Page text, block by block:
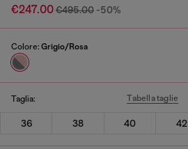
€247.00€495.00 -50%
Colore: Grigio/Rosa
Taglia: Tabella taglie
36 38 40 42